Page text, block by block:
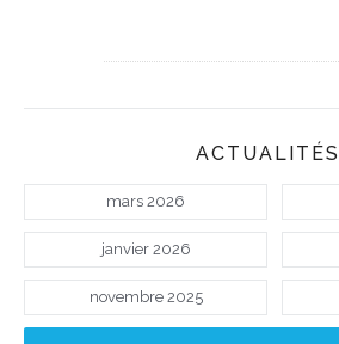
ACTUALITÉS
mars 2026
janvier 2026
novembre 2025